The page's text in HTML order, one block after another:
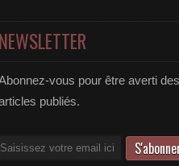
NEWSLETTER
vous pour être averti
publiés.
Email